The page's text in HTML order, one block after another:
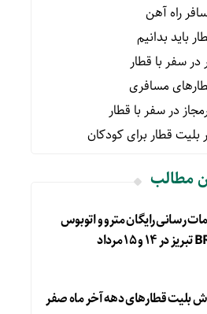
باید بدانیم
سفر با قطار
مسافری
در سفر با قطار
بلیت قطار برای کودکان
مطالب
رسانی رایگان مترو و اتوبوس
بلیت قطارهای دهه آخر ماه صفر